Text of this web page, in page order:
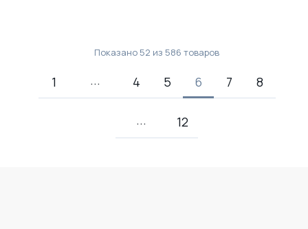
Показано 52 из 586 товаров
1 4 5 6 7 8
12